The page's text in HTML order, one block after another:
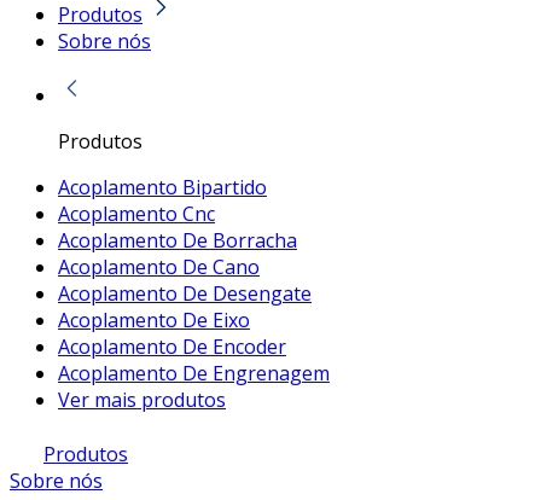
Produtos
Sobre nós
Produtos
Acoplamento Bipartido
Acoplamento Cnc
Acoplamento De Borracha
Acoplamento De Cano
Acoplamento De Desengate
Acoplamento De Eixo
Acoplamento De Encoder
Acoplamento De Engrenagem
Ver mais produtos
Produtos
Sobre nós